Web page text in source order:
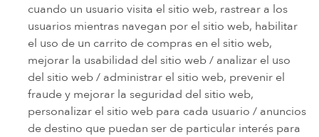
cuando un usuario visita el sitio web, rastrear a los
usuarios mientras navegan por el sitio web, habilitar
el uso de un carrito de compras en el sitio web,
mejorar la usabilidad del sitio web / analizar el uso
del sitio web / administrar el sitio web, prevenir el
fraude y mejorar la seguridad del sitio web,
personalizar el sitio web para cada usuario / anuncios
de destino que puedan ser de particular interés para